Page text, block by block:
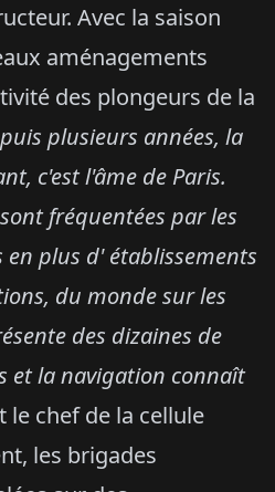
Avec la saison
aménagements
des plongeurs de la
plusieurs années, la
c'est l'âme de Paris.
fréquentées par les
plus d' établissements
du monde sur les
des dizaines de
et la navigation connaît
le chef de la cellule
les brigades